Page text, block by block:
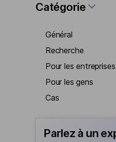
Catégorie
Général
Recherche
Pour les entreprises
Pour les gens
Cas
Parlez à un